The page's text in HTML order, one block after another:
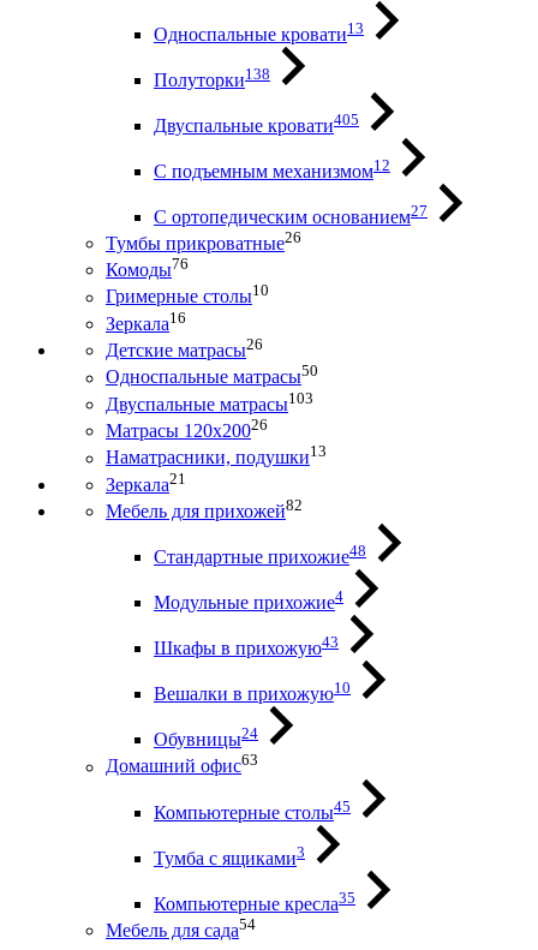
Односпальные кровати13
Полуторки138
Двуспальные кровати405
С подъемным механизмом12
С ортопедическим основанием27
Тумбы прикроватные26
Комоды76
Гримерные столы10
Зеркала16
Детские матрасы26
Односпальные матрасы50
Двуспальные матрасы103
Матрасы 120х20026
Наматрасники, подушки13
Зеркала21
Мебель для прихожей82
Стандартные прихожие48
Модульные прихожие4
Шкафы в прихожую43
Вешалки в прихожую10
Обувницы24
Домашний офис63
Компьютерные столы45
Тумба с ящиками3
Компьютерные кресла35
Мебель для сада54